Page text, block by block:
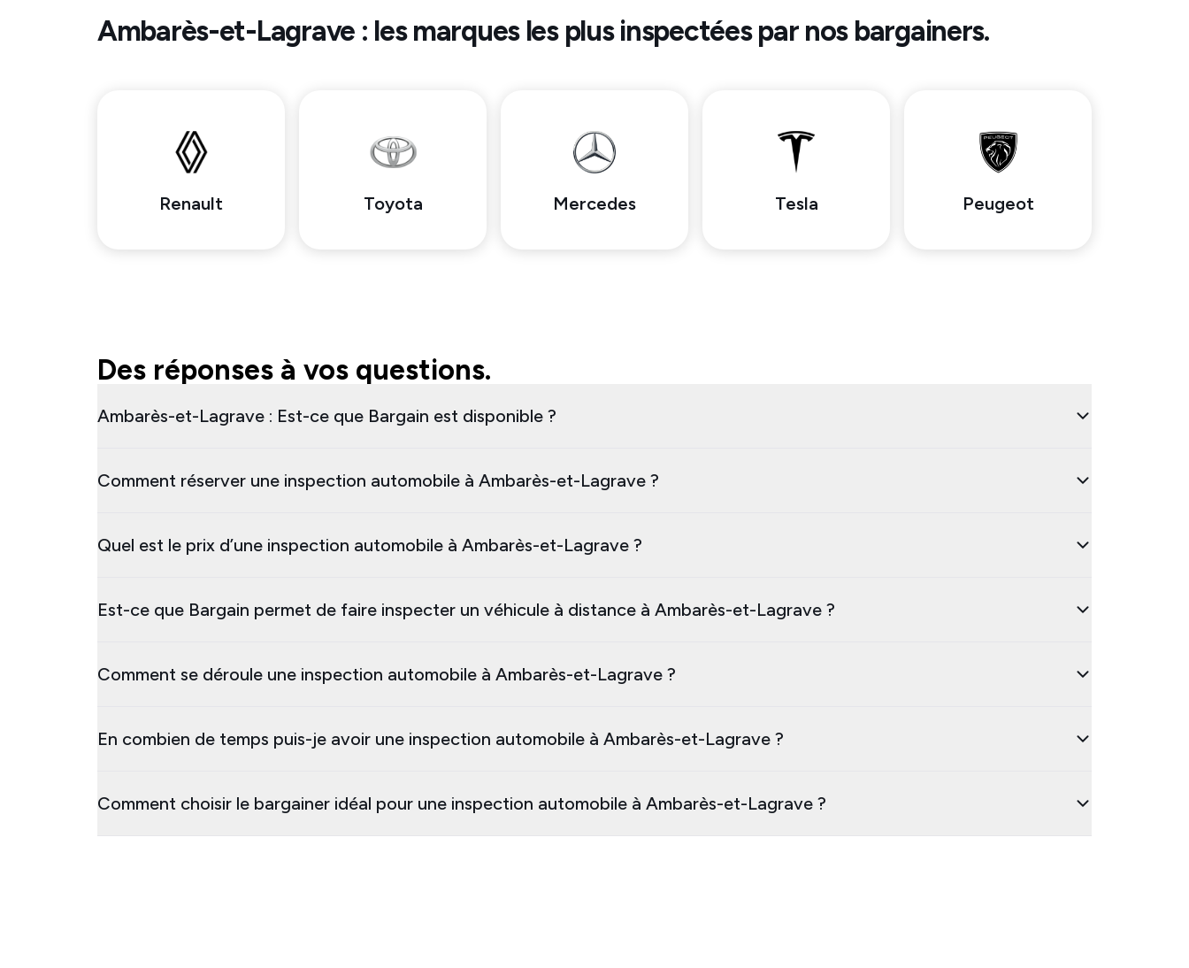
Ambarès-et-Lagrave: les marques les plus inspectées par nos bargainers.
Renault Toyota Mercedes Tesla Peugeot
Des réponses à vos questions.
Ambarès-et-Lagrave : Est-ce que Bargain est disponible ?
Comment réserver une inspection automobile à Ambarès-et-Lagrave ?
Quel est le prix d’une inspection automobile à Ambarès-et-Lagrave ?
Est-ce que Bargain permet de faire inspecter un véhicule à distance à Ambarès-et-Lagrave ?
Comment se déroule une inspection automobile à Ambarès-et-Lagrave ?
En combien de temps puis-je avoir une inspection automobile à Ambarès-et-Lagrave ?
Comment choisir le bargainer idéal pour une inspection automobile à Ambarès-et-Lagrave ?